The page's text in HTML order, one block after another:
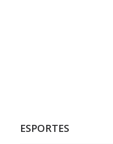
ESPORTES